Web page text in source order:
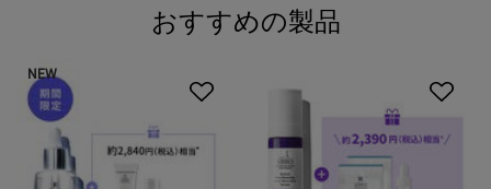
おすすめの製品
NEW